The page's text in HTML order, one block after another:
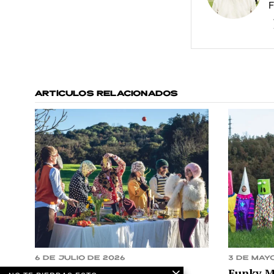
ARTÍCULOS RELACIONADOS
6 de julio de 2026 3 de